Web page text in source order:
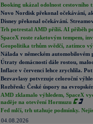
Booking ukázal odolnost cestovního
Novo Nordisk překonal očekávání,
Disney překonal očekávání.
Trh potrestal AMD příliš. AI příběh
SpaceX roste raketovým tempem,
Geopolitika trhům svědčí, zatímco
Nálada v německém automobilovém
Útraty domácností dále rostou,
Inflace v červenci lehce zrychlila.
Bezvavlasy potvrzuje celoroční
Rozbřesk: České úspory na
AMD zklamalo výhledem, SpaceX
naděje na otevření Hormuzu
Fed mlčí, trh utahuje podmínky.
04.08.2026